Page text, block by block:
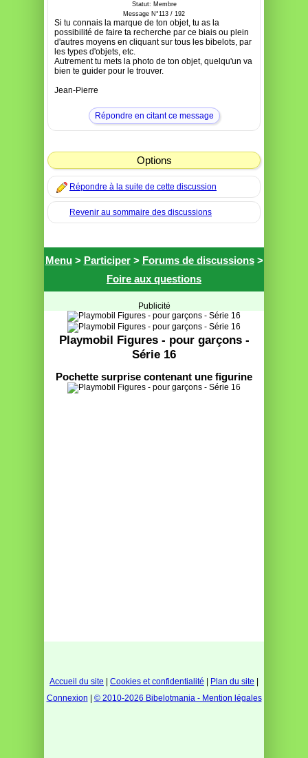
Statut: Membre
Message N°113 / 192
Si tu connais la marque de ton objet, tu as la
possibilité de faire ta recherche par ce biais ou plein
d'autres moyens en cliquant sur tous les bibelots, par
les types d'objets, etc.
Autrement tu mets la photo de ton objet, quelqu'un va
bien te guider pour le trouver.
Jean-Pierre
Répondre en citant ce message
Options
Répondre à la suite de cette discussion
Revenir au sommaire des discussions
Menu> Participer> Forums de discussions>
Foire aux questions
Publicité
Playmobil Figures - pour garçons -
Série 16
Pochette surprise contenant une figurine
Accueil du site Cookies et confidentialité Plan du site
Connexion
© 2010-2026 Bibelotmania - Mention légales